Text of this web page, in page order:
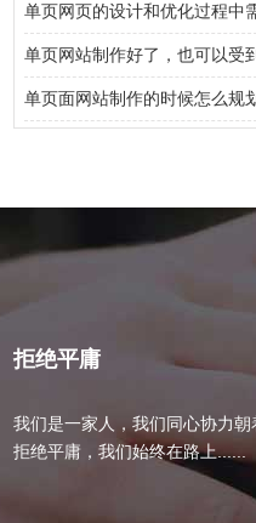
单页网页的设计和优化过程中
单页网站制作好了，也可以受
单页面网站制作的时候怎么规
拒绝平庸
我们是一家人，我们同心协力朝
拒绝平庸，我们始终在路上......